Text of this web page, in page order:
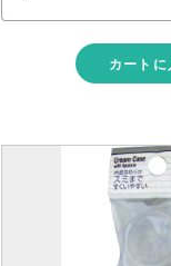
カートに